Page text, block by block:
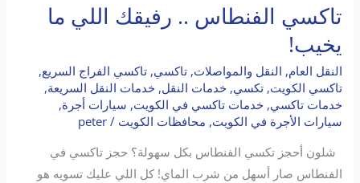
تاكسي الفنطاس .. رفيقك اللي ما
يخيب!
النقل العام, النقل والمواصلات,تاكسي,تاكسي الفراج السريع,
تاكسي الكويت,تكسي,خدمات النقل,خدمات النقل السريعة,
خدمات تاكسي,خدمات تاكسي في الكويت, سيارات أجرة,
سيارات الأجرة في الكويت, محافظات الكويت /
peter
شلون أحجز تكسي الفنطاس بكل سهولة؟ حجز تاكسي في
الفنطاس صار أسهل من شرب الماي! كل اللي عليك تسويه هو